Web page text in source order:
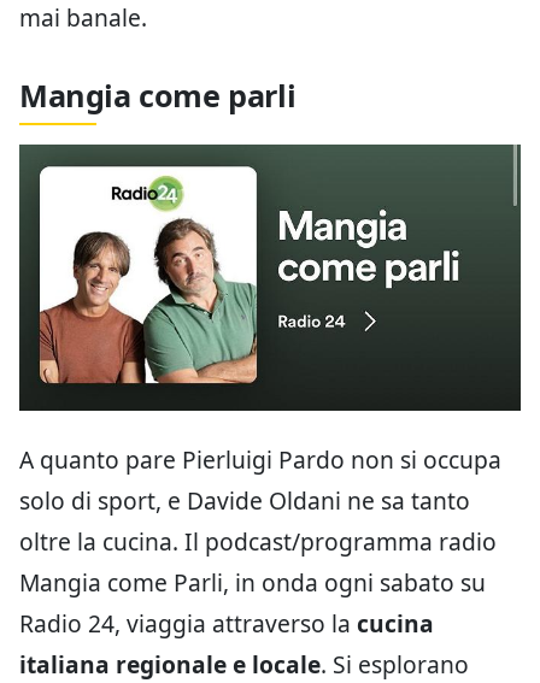
mai banale.
Mangia come parli
A quanto pare Pierluigi Pardo non si occupa
solo di sport, e Davide Oldani ne sa tanto
oltre la cucina. Il podcast/programma radio
Mangia come Parli, in onda ogni sabato su
Radio 24, viaggia attraverso la cucina
italiana regionale e locale. Si esplorano